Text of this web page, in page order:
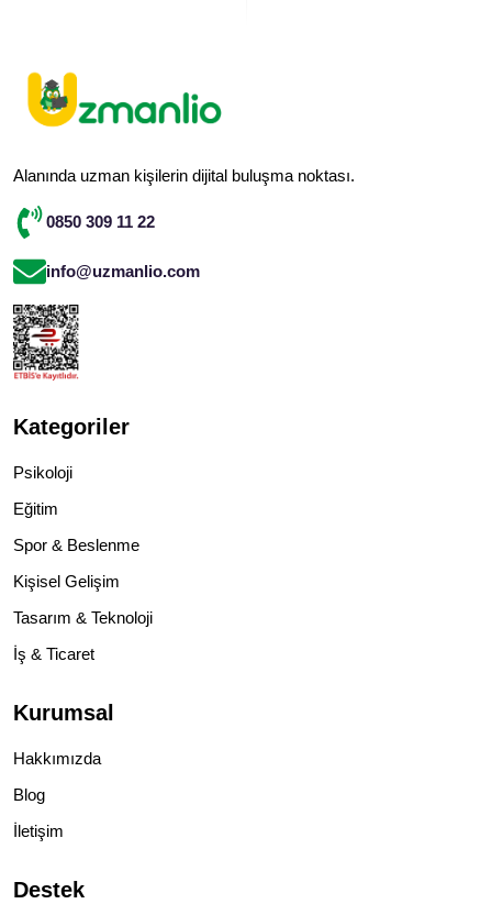
Alanında uzman kişilerin dijital buluşma noktası.
0850 309 11 22
info@uzmanlio.com
Kategoriler
Psikoloji
Eğitim
Spor & Beslenme
Kişisel Gelişim
Tasarım & Teknoloji
İş & Ticaret
Kurumsal
Hakkımızda
Blog
İletişim
Destek